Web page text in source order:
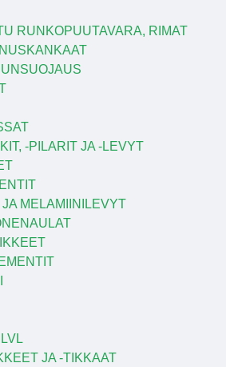
RUNKOPUUTAVARA, RIMAT
-PILARIT JA -LEVYT
MELAMIINILEVYT
JA -TIKKAAT